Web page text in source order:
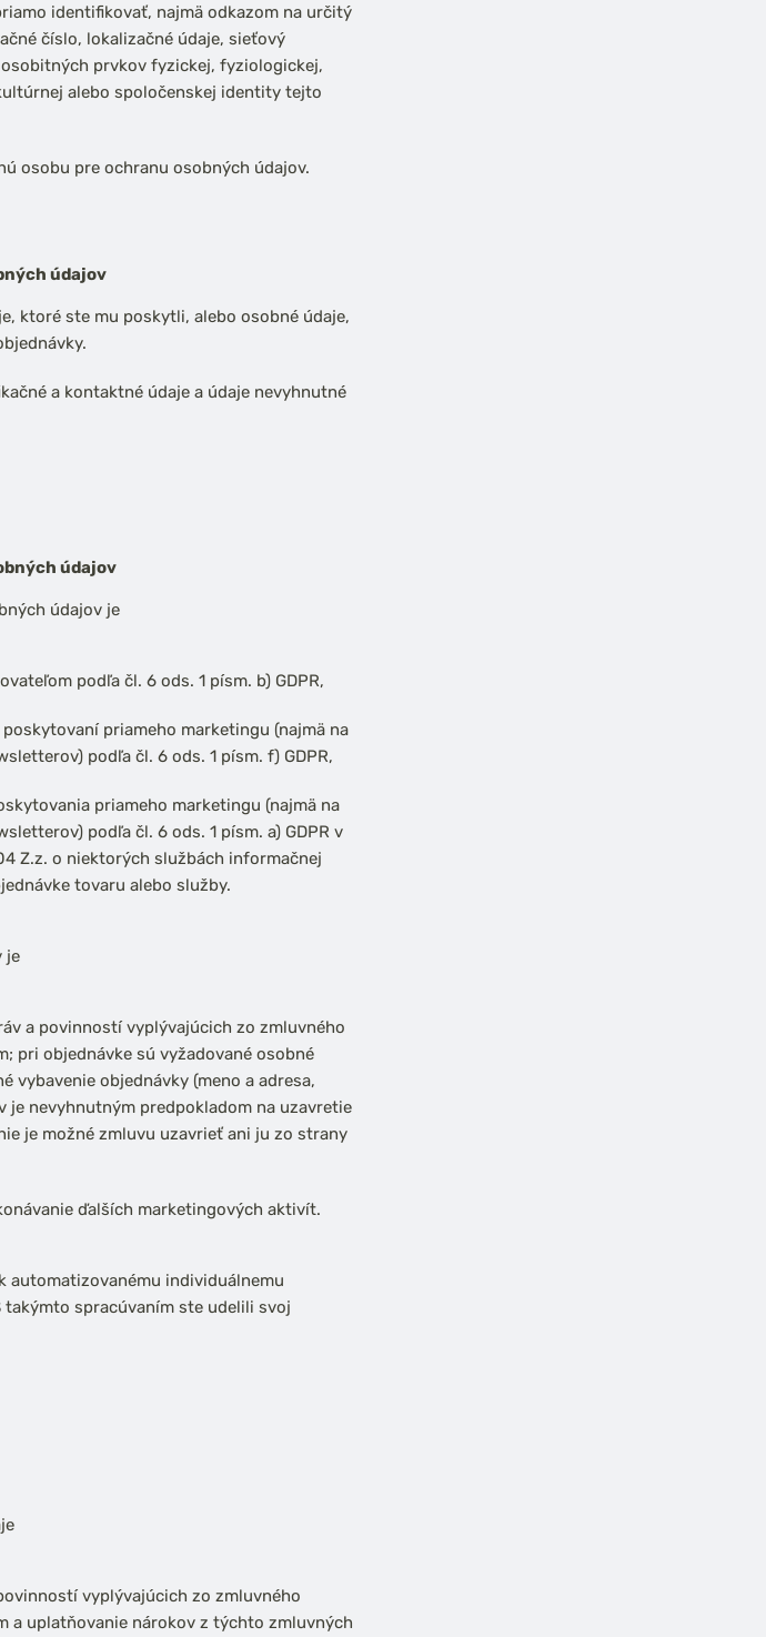
identifikovať, najmä odkazom na určitý
číslo, lokalizačné údaje, sieťový
prvkov fyzickej, fyziologickej,
alebo spoločenskej identity tejto
osobu pre ochranu osobných údajov.
údajov
ktoré ste mu poskytli, alebo osobné údaje,
a kontaktné údaje a údaje nevyhnutné
údajov
údajov je
podľa čl. 6 ods. 1 písm. b) GDPR,
priameho marketingu (najmä na
podľa čl. 6 ods. 1 písm. f) GDPR,
priameho marketingu (najmä na
podľa čl. 6 ods. 1 písm. a) GDPR v
Z.z. o niektorých službách informačnej
tovaru alebo služby.
je
a povinností vyplývajúcich zo zmluvného
pri objednávke sú vyžadované osobné
vybavenie objednávky (meno a adresa,
nevyhnutným predpokladom na uzavretie
je možné zmluvu uzavrieť ani ju zo strany
ďalších marketingových aktivít.
automatizovanému individuálnemu
takýmto spracúvaním ste udelili svoj
vyplývajúcich zo zmluvného
a uplatňovanie nárokov z týchto zmluvných